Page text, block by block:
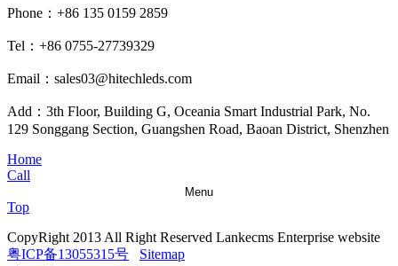
Phone：+86 135 0159 2859
Tel：+86 0755-27739329
Email：sales03@hitechleds.com
Add：3th Floor, Building G, Oceania Smart Industrial Park, No.
129 Songgang Section, Guangshen Road, Baoan District, Shenzhen
Home
Call
Menu
Top
CopyRight 2013 All Right Reserved Lankecms Enterprise website
粤ICP备13055315号
Sitemap